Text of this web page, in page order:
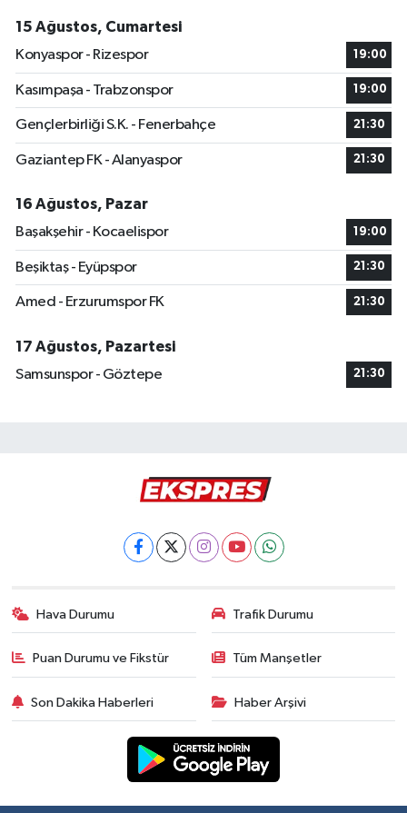
15 Ağustos, Cumartesi
Konyaspor - Rizespor
19:00
Kasımpaşa - Trabzonspor 19:00
Gençlerbirliği S.K. - Fenerbahçe 21:30
Gaziantep FK - Alanyaspor 21:30
16 Ağustos, Pazar
Başakşehir - Kocaelispor
19:00
Beşiktaş - Eyüpspor 21:30
Amed - Erzurumspor FK 21:30
17 Ağustos, Pazartesi
Samsunspor - Göztepe
21:30
Hava Durumu Trafik Durumu
Puan Durumu ve Fikstür Tüm Manşetler
Son Dakika Haberleri Haber Arşivi